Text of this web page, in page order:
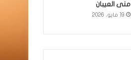
منى العيبان
19 مايو، 2026